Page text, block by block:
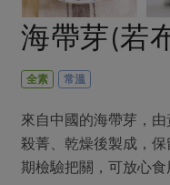
美妝保養
家庭清潔
日用品
最新產品
主題食譜
養身食補
節慶大餐
2024農業發展計畫年度報
更多議題活動
把最好的台灣味帶回家
生活者e週報
綠主張月刊
典藏閱覽室
社務專區
選舉專區
最新消息
媒體報導
下載專區
海帶芽(若
全素 常溫
來自中國的海帶芽，
殺菁、乾燥後製成，
期檢驗把關，可放心食